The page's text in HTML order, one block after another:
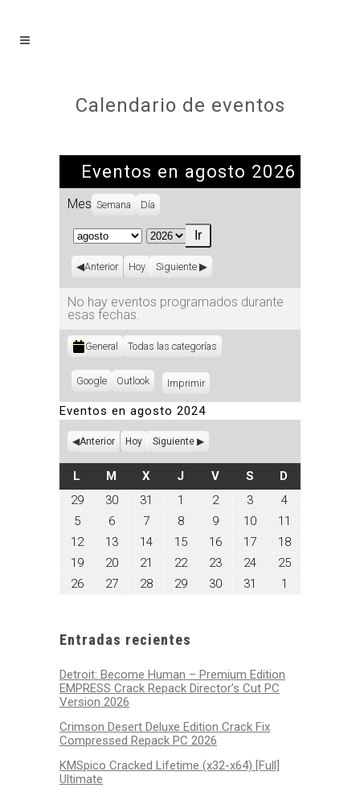
Calendario de eventos
Eventos en agosto 2026
Mes Semana Día
Mes
Año
Anterior Hoy Siguiente
No hay eventos programados durante
esas fechas.
Categorías
General Todas las categorías
Subscribe
Google
Subscribe
Outlook ImprimirVistas
Eventos en agosto 2024
Anterior Hoy Siguiente
L LUNES
M MARTES
XMIÉRCOLES
J JUEVES
VVIERNES
SSÁBADO
D
29julio
30julio
31 1
agosto
2024
2agosto
2024
3agosto
3,
2024
4agosto
4,
2024
5agosto
5,
2024
6agosto
6,
2024
7agosto
7,
2024
8agosto
8,
2024
9agosto
9,
2024
10agosto
10,
11
11,
2024
12agosto
2024
13agosto
2024
14agosto
2024
15agosto
2024
16agosto
2024
17agosto
2024
18agosto
18,
2024
19agosto
2024
20agosto
20,
2024
21
agosto
2024
22agosto
2024
23agosto
2024
24agosto
25agosto
26agosto
27agosto
28agosto
29agosto
30agosto
31
agosto
1
Entradas recientes
Detroit: Become Human – Premium Edition
EMPRESS Crack Repack Director’s Cut PC
Version 2026
Crimson Desert Deluxe Edition Crack Fix
Compressed Repack PC 2026
KMSpico Cracked Lifetime (x32-x64) [Full]
Ultimate